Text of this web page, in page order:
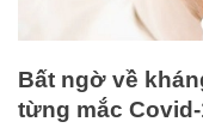
Bất ngờ về
từng mắc Covid-